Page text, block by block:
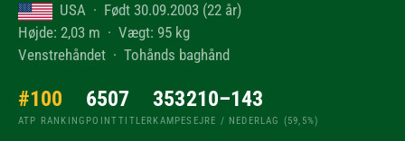
USA · Født 30.09.2003 (22 år)
Højde: 2,03 m · Vægt: 95 kg
Venstrehåndet · Tohånds baghånd
#100
ATP RANKING
650
POINT
7
TITLER
353
KAMPE
210–143
SEJRE / NEDERLAG (59,5%)